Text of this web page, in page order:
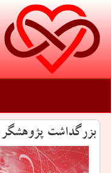
بزرگداشت پژوهشگر